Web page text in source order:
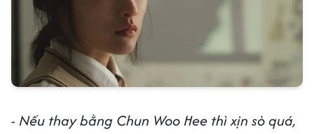
- Nếu thay bằng Chun Woo Hee thì xịn sò quá,